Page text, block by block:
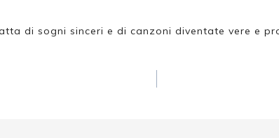
di sogni sinceri e di canzoni diventate vere e